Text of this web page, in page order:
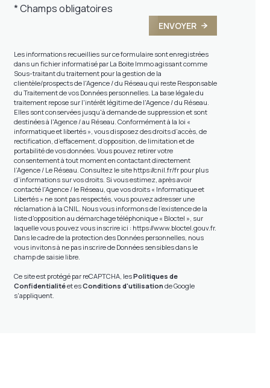
* Champs obligatoires
ENVOYER
Les informations recueillies sur ce formulaire sont enregistrées
dans un fichier informatisé par La Boite Immo agissant comme
Sous-traitant du traitement pour la gestion de la
clientèle/prospects de l'Agence / du Réseau qui reste Responsable
du Traitement de vos Données personnelles. La base légale du
traitement repose sur l'intérêt légitime de l'Agence / du Réseau.
Elles sont conservées jusqu'à demande de suppression et sont
destinées à l'Agence / au Réseau. Conformément à la loi «
informatique et libertés », vous disposez des droits d’accès, de
rectification, d’effacement, d’opposition, de limitation et de
portabilité de vos données. Vous pouvez retirer votre
consentement à tout moment en contactant directement
l’Agence / Le Réseau. Consultez le site https://cnil.fr/frpour plus
d’informations sur vos droits. Si vous estimez, après avoir
contacté l'Agence / le Réseau, que vos droits « Informatique et
Libertés » ne sont pas respectés, vous pouvez adresser une
réclamation à la CNIL. Nous vous informons de l’existence de la
liste d'opposition au démarchage téléphonique « Bloctel », sur
laquelle vous pouvez vous inscrire ici : https://www.bloctel.gouv.fr.
Dans le cadre de la protection des Données personnelles, nous
vous invitons à ne pas inscrire de Données sensibles dans le
champ de saisie libre.
Ce site est protégé par reCAPTCHA, lesPolitiques de
Confidentialitéet esConditions d'utilisationde Google
s'appliquent.